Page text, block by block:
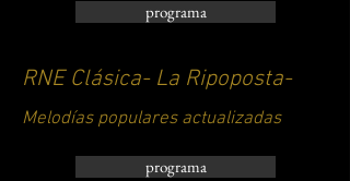
programa
RNE Clásica- La Ripoposta-
Melodías populares actualizadas
programa